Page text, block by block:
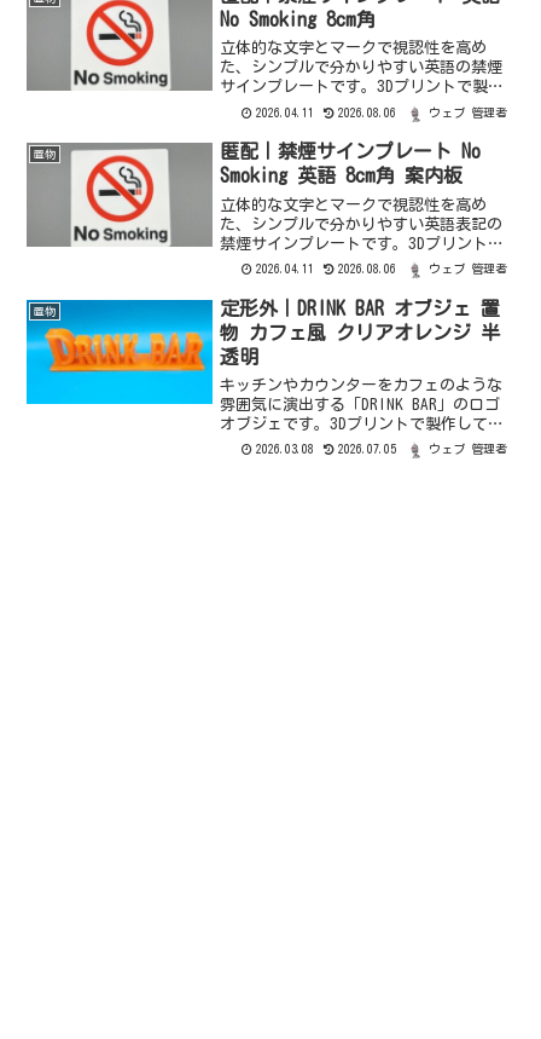
No Smoking 8cm角
立体的な文字とマークで視認性を高め
た、シンプルで分かりやすい英語の禁煙
サインプレートです。3Dプリントで製作
しており、店舗やオフィス、ご自宅など
のインテリアに馴染むコンパクトなデザ
インに仕上げています。配送方法クリッ
クポストオーダーメードサ...
2026.04.11 2026.08.06 ウェブ 管理者
置物
匿配｜禁煙サインプレート No
Smoking 英語 8cm角 案内板
立体的な文字とマークで視認性を高め
た、シンプルで分かりやすい英語表記の
禁煙サインプレートです。3Dプリントで
製作しており、店舗内の禁煙表示や外国
人のお客様への案内にも最適です。配送
方法クリックポストオーダーメードサイ
ズ変更、ベースの厚み変更...
2026.04.11 2026.08.06 ウェブ 管理者
置物
定形外｜DRINK BAR オブジェ 置
物 カフェ風 クリアオレンジ 半
透明
キッチンやカウンターをカフェのような
雰囲気に演出する「DRINK BAR」のロゴ
オブジェです。3Dプリントで製作してお
り、光を通すクリアオレンジの質感が窓
辺や照明付近で綺麗に映えます。配送方
2026.03.08 2026.07.05 ウェブ 管理者